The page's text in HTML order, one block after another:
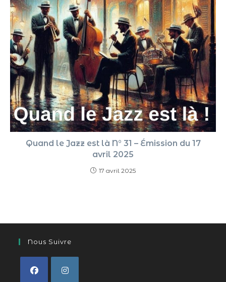
Quand le Jazz est là N° 31 – Émission du 17
avril 2025
17 avril 2025
Nous Suivre